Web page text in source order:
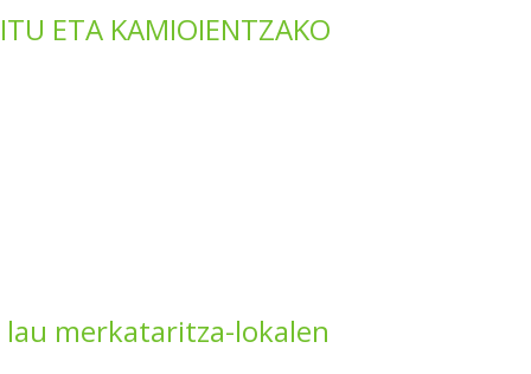
ETA KAMIOIENTZAKO
merkataritza-lokalen